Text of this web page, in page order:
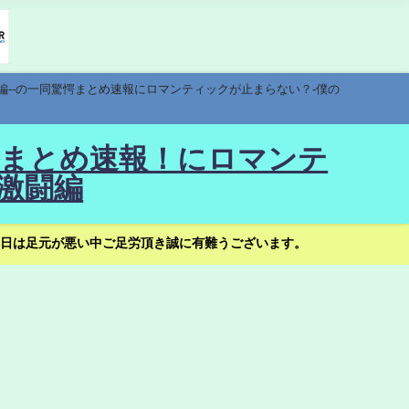
の一同驚愕まとめ速報にロマンティックが止まらない？-僕の
とめ速報！にロマンテ
闘編
足元が悪い中ご足労頂き誠に有難うございます。